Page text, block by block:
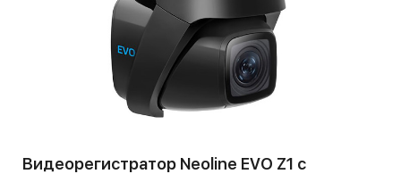
Видеорегистратор Neoline EVO Z1 с